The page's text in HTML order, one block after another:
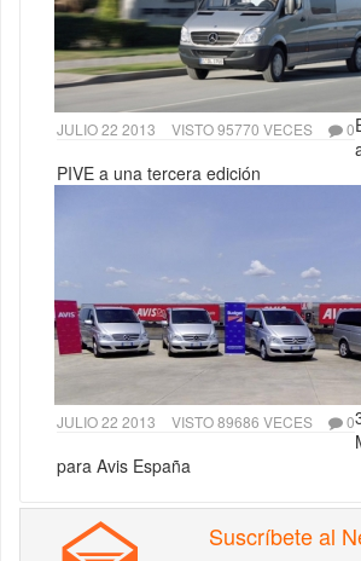
JULIO 22 2013 VISTO 95770 VECES 0
PIVE a una tercera edición
JULIO 22 2013 VISTO 89686 VECES 0
para Avis España
Suscríbete al